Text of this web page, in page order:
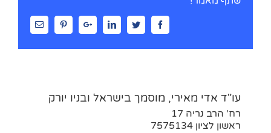
Facebook
Twitter
Linkedin
Google+
Pinterest
Email
עו"ד אדי מאירי, מוסמך בישראל ובניו יורק
רח' הרב נריה 17
ראשון לציון 7575134